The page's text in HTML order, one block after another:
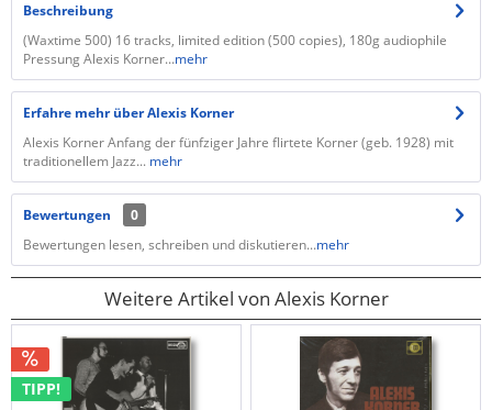
Beschreibung
(Waxtime 500) 16 tracks, limited edition (500 copies), 180g audiophile
Pressung Alexis Korner...mehr
Erfahre mehr über Alexis Korner
Alexis Korner Anfang der fünfziger Jahre flirtete Korner (geb. 1928) mit
traditionellem Jazz... mehr
Bewertungen
0
Bewertungen lesen, schreiben und diskutieren...mehr
Weitere Artikel von Alexis Korner
TIPP!